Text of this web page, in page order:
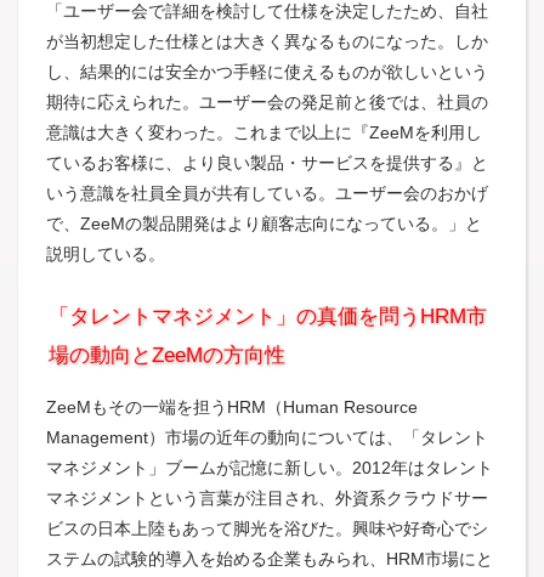
「ユーザー会で詳細を検討して仕様を決定したため、自社
が当初想定した仕様とは大きく異なるものになった。しか
し、結果的には安全かつ手軽に使えるものが欲しいという
期待に応えられた。ユーザー会の発足前と後では、社員の
意識は大きく変わった。これまで以上に『ZeeMを利用し
ているお客様に、より良い製品・サービスを提供する』と
いう意識を社員全員が共有している。ユーザー会のおかげ
で、ZeeMの製品開発はより顧客志向になっている。」と
説明している。
「タレントマネジメント」の真価を問うHRM市
場の動向とZeeMの方向性
ZeeMもその一端を担うHRM（Human Resource
Management）市場の近年の動向については、「タレント
マネジメント」ブームが記憶に新しい。2012年はタレント
マネジメントという言葉が注目され、外資系クラウドサー
ビスの日本上陸もあって脚光を浴びた。興味や好奇心でシ
ステムの試験的導入を始める企業もみられ、HRM市場にと